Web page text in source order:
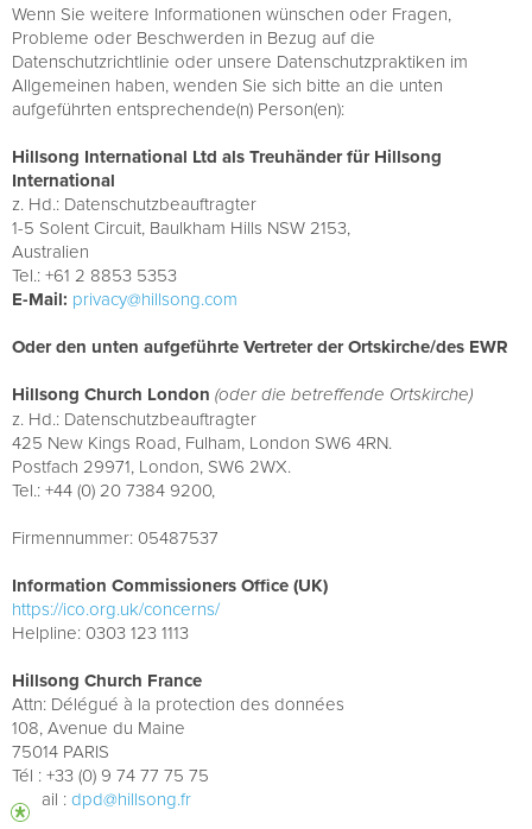
Wenn Sie weitere Informationen wünschen oder Fragen,
Probleme oder Beschwerden in Bezug auf die
Datenschutzrichtlinie oder unsere Datenschutzpraktiken im
Allgemeinen haben, wenden Sie sich bitte an die unten
aufgeführten entsprechende(n) Person(en):
Hillsong International Ltd als Treuhänder für Hillsong
International
z. Hd.: Datenschutzbeauftragter
1-5 Solent Circuit, Baulkham Hills NSW 2153,
Australien
Tel.: +61 2 8853 5353
E-Mail: privacy@hillsong.com
Oder den unten aufgeführte Vertreter der Ortskirche/des EWR
Hillsong Church London (oder die betreffende Ortskirche)
z. Hd.: Datenschutzbeauftragter
425 New Kings Road, Fulham, London SW6 4RN.
Postfach 29971, London, SW6 2WX.
Tel.: +44 (0) 20 7384 9200,
Firmennummer: 05487537
Information Commissioners Office (UK)
https://ico.org.uk/concerns/
Helpline: 0303 123 1113
Hillsong Church France
Attn: Délégué à la protection des données
108, Avenue du Maine
75014 PARIS
Tél : +33 (0) 9 74 77 75 75
E-mail :dpd@hillsong.fr